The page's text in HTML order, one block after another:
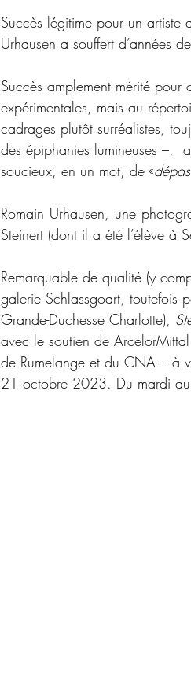
Succès légitime pour un artiste
Urhausen a souffert d’années
Succès amplement mérité
expérimentales, mais au
cadrages plutôt surréalistes,
des épiphanies lumineuses –,
soucieux, en un mot, de «
Romain Urhausen, une
Steinert (dont il a été l’élève à
Remarquable de qualité (y
galerie Schlassgoart, toutefois
Grande-Duchesse Charlotte),
avec le soutien de
de Rumelange et du CNA – à
21 octobre 2023. Du mardi